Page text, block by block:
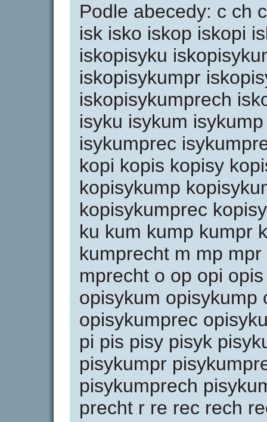
Podle abecedy: c ch
isk isko iskop iskopi
iskopisyku
iskopisykumpr
iskopisykumprech
isyku isykum
isykumprec
kopi kopis kopisy
kopisykump
kopisykumprec
ku kum kump kumpr
kumprecht m mp
mprecht o op opi
opisykum opisykump
opisykumprec
pi pis pisy pisyk
pisykumpr
pisykumprech
precht r re rec rech